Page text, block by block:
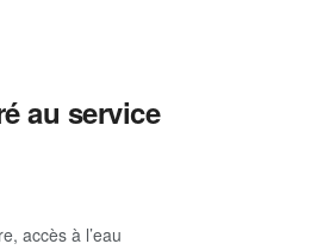
au service
accès à l’eau